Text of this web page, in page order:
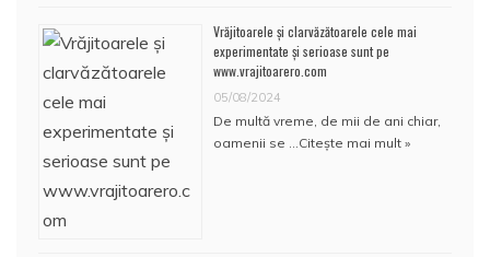
Vrăjitoarele și clarvăzătoarele cele mai
experimentate și serioase sunt pe
www.vrajitoarero.com
05/08/2024
De multă vreme, de mii de ani chiar,
oamenii se …Citește mai mult »